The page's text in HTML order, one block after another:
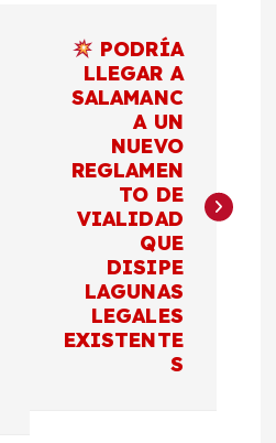
PODRÍA
LLEGAR A
SALAMANC
A UN
NUEVO
REGLAMEN
TO DE
VIALIDAD
QUE
DISIPE
LAGUNAS
LEGALES
EXISTENTE
S